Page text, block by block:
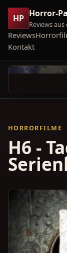
HP Horror-
Reviews
Reviews
Kontakt
HORRORFILME
H6 -